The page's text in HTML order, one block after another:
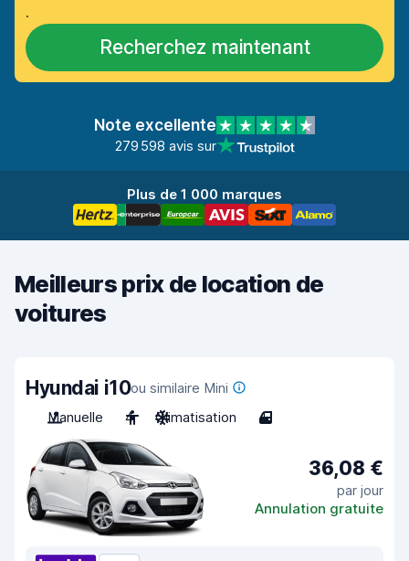
.
Recherchez maintenant
Note excellente
279 598 avis sur
Plus de 1 000 marques
Meilleurs prix de location de
voitures
Hyundai i10ou similaire Mini
Manuelle
4 Climatisation 4
36,08 €
par jour
Annulation gratuite